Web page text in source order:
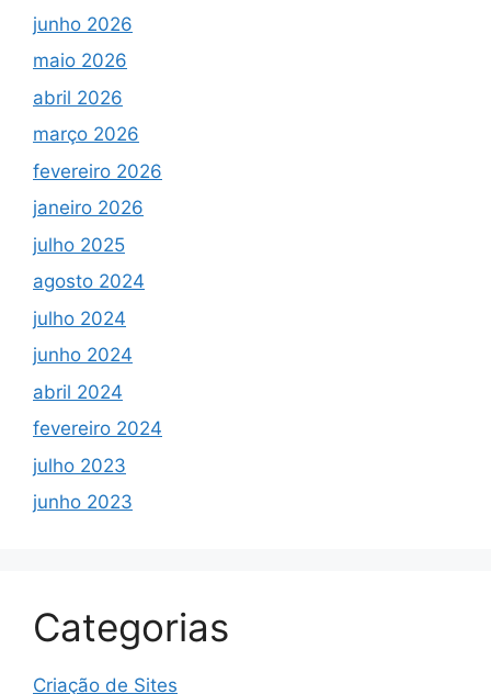
junho 2026
maio 2026
abril 2026
março 2026
fevereiro 2026
janeiro 2026
julho 2025
agosto 2024
julho 2024
junho 2024
abril 2024
fevereiro 2024
julho 2023
junho 2023
Categorias
Criação de Sites